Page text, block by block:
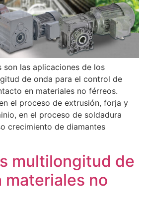
son las aplicaciones de los
de onda para el control de
en materiales no férreos.
el proceso de extrusión, forja y
en el proceso de soldadura
crecimiento de diamantes
multilongitud de
materiales no